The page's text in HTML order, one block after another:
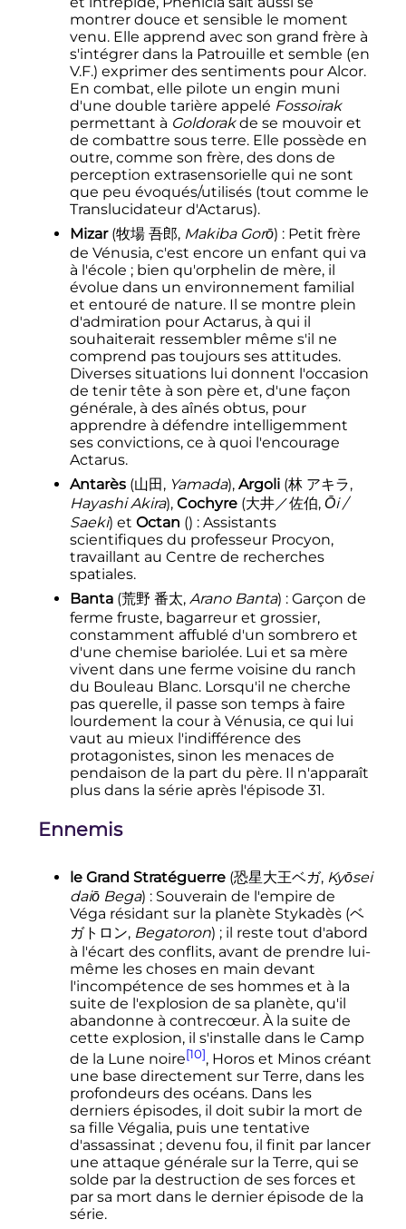
montrer douce et sensible le moment
venu. Elle apprend avec son grand frère à
s'intégrer dans la Patrouille et semble (en
V.F.) exprimer des sentiments pour Alcor.
En combat, elle pilote un engin muni
d'une double tarière appelé Fossoirak
permettant à Goldorakde se mouvoir et
de combattre sous terre. Elle possède en
outre, comme son frère, des dons de
perception extrasensorielle qui ne sont
que peu évoqués/utilisés (tout comme le
Translucidateur d'Actarus).
Mizar (牧場 吾郎, Makiba Gorō) : Petit frère
de Vénusia, c'est encore un enfant qui va
à l'école ; bien qu'orphelin de mère, il
évolue dans un environnement familial
et entouré de nature. Il se montre plein
d'admiration pour Actarus, à qui il
souhaiterait ressembler même s'il ne
comprend pas toujours ses attitudes.
Diverses situations lui donnent l'occasion
de tenir tête à son père et, d'une façon
générale, à des aînés obtus, pour
apprendre à défendre intelligemment
ses convictions, ce à quoi l'encourage
Actarus.
Antarès (山田 , Yamada), Argoli (林 アキラ,
Hayashi Akira), Cochyre (大井／佐伯, Ōi /
Saeki) et Octan () : Assistants
scientifiques du professeur Procyon,
travaillant au Centre de recherches
spatiales.
Banta (荒野 番太, Arano Banta) : Garçon de
ferme fruste, bagarreur et grossier,
constamment affublé d'un sombrero et
d'une chemise bariolée. Lui et sa mère
vivent dans une ferme voisine du ranch
du Bouleau Blanc. Lorsqu'il ne cherche
pas querelle, il passe son temps à faire
lourdement la cour à Vénusia, ce qui lui
vaut au mieux l'indifférence des
protagonistes, sinon les menaces de
pendaison de la part du père. Il n'apparaît
plus dans la série après l'épisode 31.
Ennemis
le Grand Stratéguerre (恐星大王ベガ, Kyōsei
daiō Bega) : Souverain de l'empire de
Véga résidant sur la planète Stykadès (ベ
ガトロン, Begatoron) ; il reste tout d'abord
à l'écart des conflits, avant de prendre lui-
même les choses en main devant
l'incompétence de ses hommes et à la
suite de l'explosion de sa planète, qu'il
abandonne à contrecœur. À la suite de
cette explosion, il s'installe dans le Camp
de la Lune noire[10], Horos et Minos créant
une base directement sur Terre, dans les
profondeurs des océans. Dans les
derniers épisodes, il doit subir la mort de
sa fille Végalia, puis une tentative
d'assassinat ; devenu fou, il finit par lancer
une attaque générale sur la Terre, qui se
solde par la destruction de ses forces et
par sa mort dans le dernier épisode de la
série.